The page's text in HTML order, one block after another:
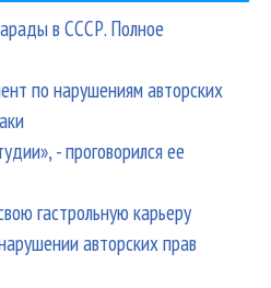
в СССР. Полное
по нарушениям авторских
- проговорился ее
гастрольную карьеру
авторских прав